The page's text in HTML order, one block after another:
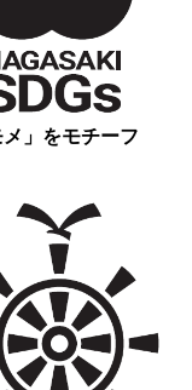
」をモチーフ